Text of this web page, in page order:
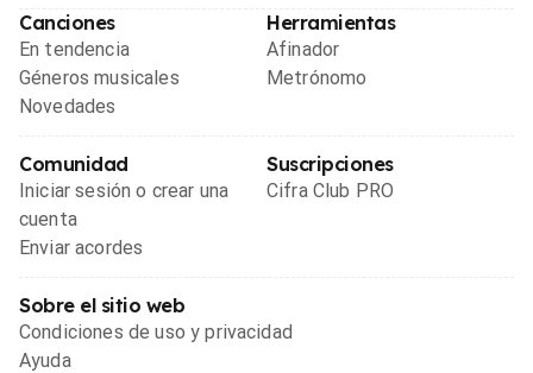
Canciones
En tendencia
Géneros musicales
Novedades
Herramientas
Afinador
Metrónomo
Comunidad
Iniciar sesión o crear una
cuenta
Enviar acordes
Suscripciones
Cifra Club PRO
Sobre el sitio web
Condiciones de uso y privacidad
Ayuda